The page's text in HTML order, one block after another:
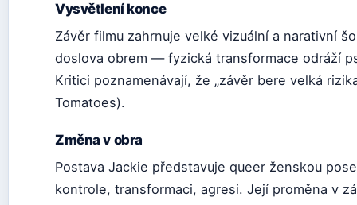
Vysvětlení konce
Závěr filmu zahrnuje velké vizuální a narativní
doslova obrem — fyzická transformace odráží
Kritici poznamenávají, že „závěr bere velká
Tomatoes).
Změna v obra
Postava Jackie představuje queer ženskou
kontrole, transformaci, agresi. Její proměna v